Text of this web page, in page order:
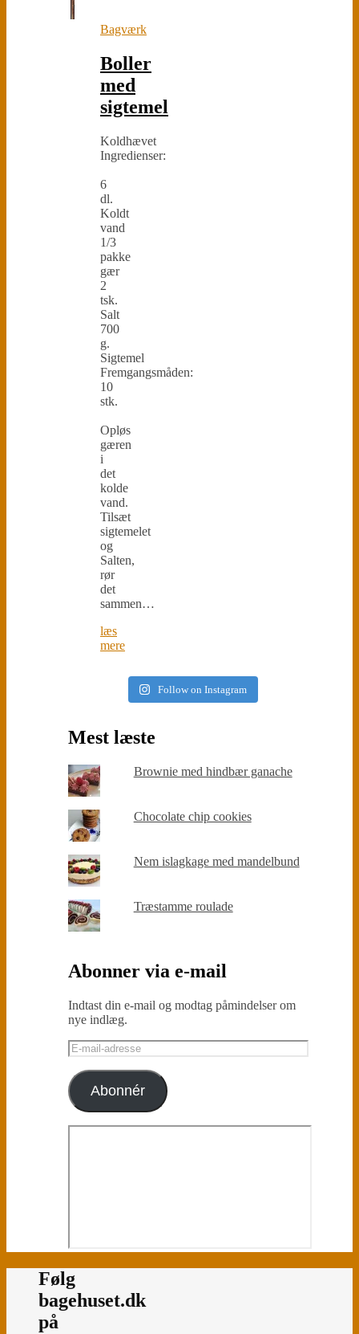
Bagværk
Boller
med
sigtemel
Koldhævet
Ingredienser:
6
dl.
Koldt
vand
1/3
pakke
gær
2
tsk.
Salt
700
g.
Sigtemel
Fremgangsmåden:
10
stk.
Opløs
gæren
i
det
kolde
vand.
Tilsæt
sigtemelet
og
Salten,
rør
det
sammen…
læs
mere
Follow on Instagram
Mest læste
Brownie med hindbær ganache
Chocolate chip cookies
Nem islagkage med mandelbund
Træstamme roulade
Abonner via e-mail
Indtast din e-mail og modtag påmindelser om
nye indlæg.
E-
mail-
adresse
Abonnér
Følg
bagehuset.dk
på